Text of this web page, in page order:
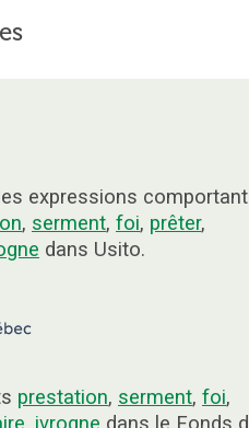
expressions comportant
, serment, foi, prêter,
dans Usito.
prestation, serment, foi,
, ivrogne dans le Fonds